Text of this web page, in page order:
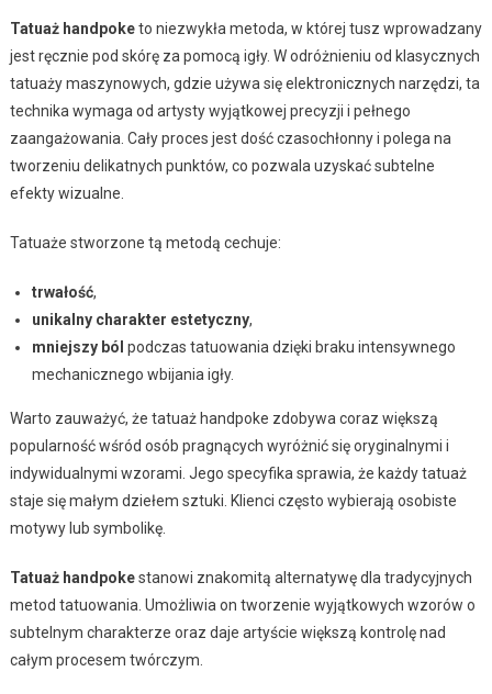
Tatuaż handpoketo niezwykła metoda, w której tusz wprowadzany
jest ręcznie pod skórę za pomocą igły. W odróżnieniu od klasycznych
tatuaży maszynowych, gdzie używa się elektronicznych narzędzi, ta
technika wymaga od artysty wyjątkowej precyzji i pełnego
zaangażowania. Cały proces jest dość czasochłonny i polega na
tworzeniu delikatnych punktów, co pozwala uzyskać subtelne
efekty wizualne.
Tatuaże stworzone tą metodą cechuje:
trwałość,
unikalny charakter estetyczny,
mniejszy ból podczas tatuowania dzięki braku intensywnego
mechanicznego wbijania igły.
Warto zauważyć, że tatuaż handpoke zdobywa coraz większą
popularność wśród osób pragnących wyróżnić się oryginalnymi i
indywidualnymi wzorami. Jego specyfika sprawia, że każdy tatuaż
staje się małym dziełem sztuki. Klienci często wybierają osobiste
motywy lub symbolikę.
Tatuaż handpokestanowi znakomitą alternatywę dla tradycyjnych
metod tatuowania. Umożliwia on tworzenie wyjątkowych wzorów o
subtelnym charakterze oraz daje artyście większą kontrolę nad
całym procesem twórczym.